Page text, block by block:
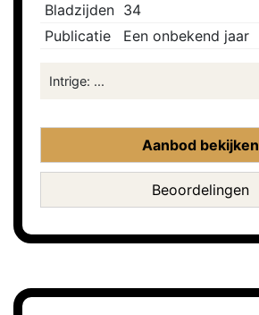
Bladzijden 34
Publicatie
Een onbekend jaar
Intrige: ...
Aanbod bekijken
Beoordelingen